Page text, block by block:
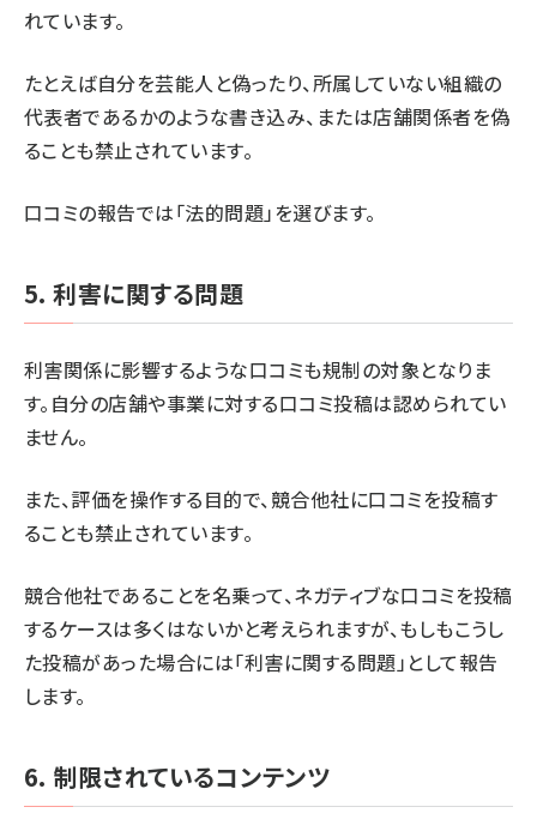
れています。
たとえば自分を芸能人と偽ったり、所属していない組織の
代表者であるかのような書き込み、または店舗関係者を偽
ることも禁止されています。
口コミの報告では「法的問題」を選びます。
5. 利害に関する問題
利害関係に影響するような口コミも規制の対象となりま
す。自分の店舗や事業に対する口コミ投稿は認められてい
ません。
また、評価を操作する目的で、競合他社に口コミを投稿す
ることも禁止されています。
競合他社であることを名乗って、ネガティブな口コミを投稿
するケースは多くはないかと考えられますが、もしもこうし
た投稿があった場合には「利害に関する問題」として報告
します。
6. 制限されているコンテンツ